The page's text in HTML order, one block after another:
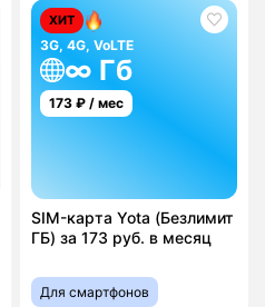
ХИТ
3G, 4G, VoLTE
∞ Гб
173 ₽ / мес
SIM-карта Yota (Безлимит
ГБ) за 173 руб. в месяц
Для смартфонов